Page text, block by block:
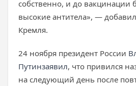
собственно, и до вакцинации
высокие антитела», —
Кремля.
24 ноября президент России
Путинзаявил, что привился
на следующий день после